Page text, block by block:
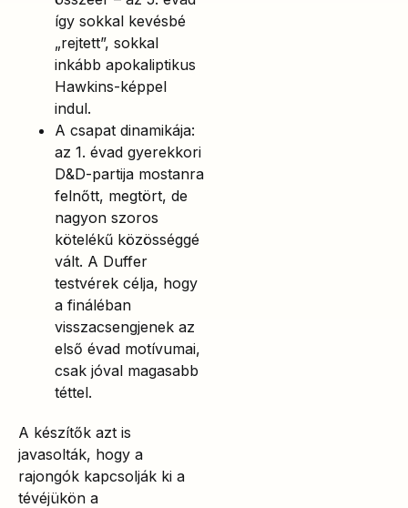
így sokkal kevésbé
„rejtett”, sokkal
inkább apokaliptikus
Hawkins-képpel
indul.
A csapat dinamikája:
az 1. évad gyerekkori
D&D-partija mostanra
felnőtt, megtört, de
nagyon szoros
kötelékű közösséggé
vált. A Duffer
testvérek célja, hogy
a fináléban
visszacsengjenek az
első évad motívumai,
csak jóval magasabb
téttel.
A készítők azt is
javasolták, hogy a
rajongók kapcsolják ki a
tévéjükön a